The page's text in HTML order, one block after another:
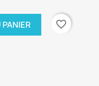
favorite_border